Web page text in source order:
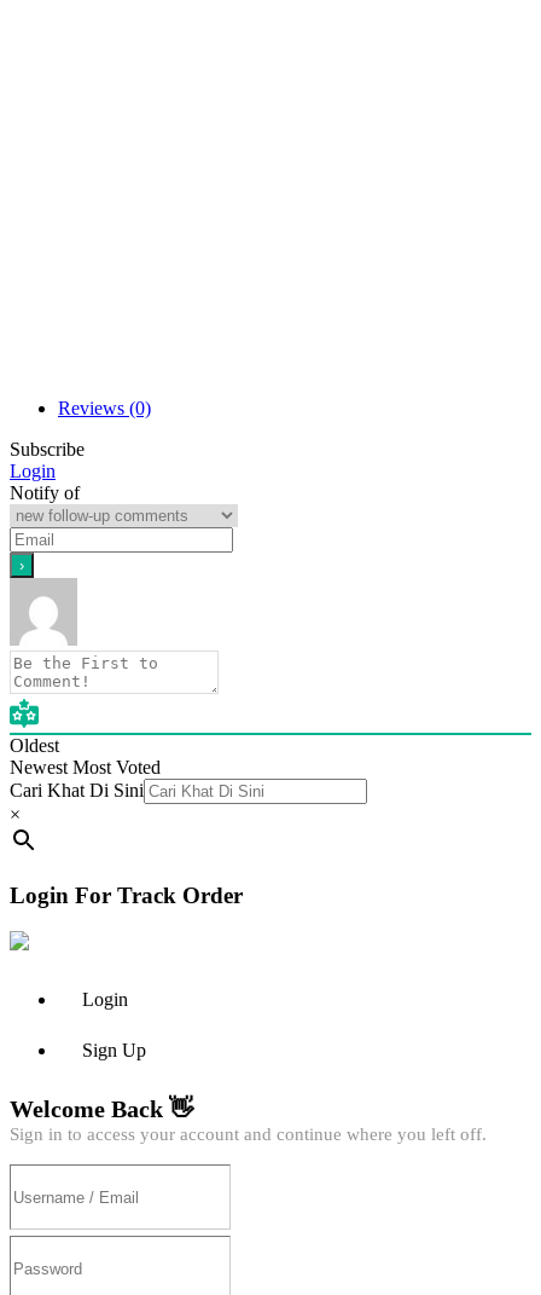
Reviews (0)
Subscribe
Login
Notify of
Oldest
Newest Most Voted
Cari Khat Di Sini
×
Login For Track Order
Login
Sign Up
Welcome Back 👋
Sign in to access your account and continue where you left off.